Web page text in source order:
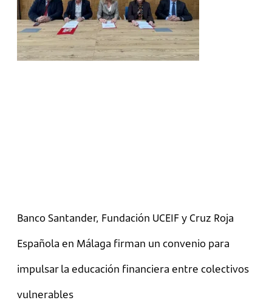
Banco Santander, Fundación UCEIF y Cruz Roja
Española en Málaga firman un convenio para
impulsar la educación financiera entre colectivos
vulnerables